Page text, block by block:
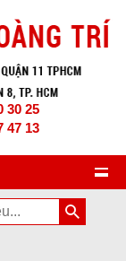
30 25
47 13